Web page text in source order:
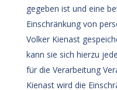
gegeben ist und eine
Einschränkung von
Volker Kienast
kann sie sich hierzu
für die Verarbeitung
Kienast wird die